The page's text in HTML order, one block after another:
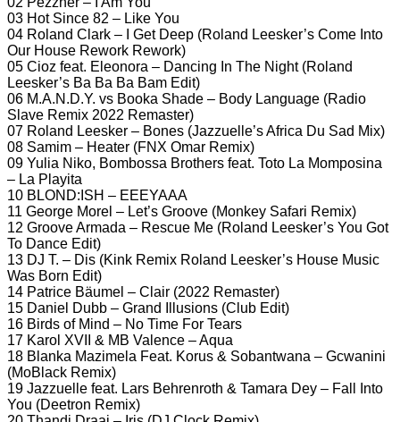
03 Hot Since 82 – Like You
04 Roland Clark – I Get Deep (Roland Leesker’s Come Into
Our House Rework Rework)
05 Cioz feat. Eleonora – Dancing In The Night (Roland
Leesker’s Ba Ba Ba Bam Edit)
06 M.A.N.D.Y. vs Booka Shade – Body Language (Radio
Slave Remix 2022 Remaster)
07 Roland Leesker – Bones (Jazzuelle’s Africa Du Sad Mix)
08 Samim – Heater (FNX Omar Remix)
09 Yulia Niko, Bombossa Brothers feat. Toto La Momposina
– La Playita
10 BLOND:ISH – EEEYAAA
11 George Morel – Let’s Groove (Monkey Safari Remix)
12 Groove Armada – Rescue Me (Roland Leesker’s You Got
To Dance Edit)
13 DJ T. – Dis (Kink Remix Roland Leesker’s House Music
Was Born Edit)
14 Patrice Bäumel – Clair (2022 Remaster)
15 Daniel Dubb – Grand Illusions (Club Edit)
16 Birds of Mind – No Time For Tears
17 Karol XVII & MB Valence – Aqua
18 Blanka Mazimela Feat. Korus & Sobantwana – Gcwanini
(MoBlack Remix)
19 Jazzuelle feat. Lars Behrenroth & Tamara Dey – Fall Into
You (Deetron Remix)